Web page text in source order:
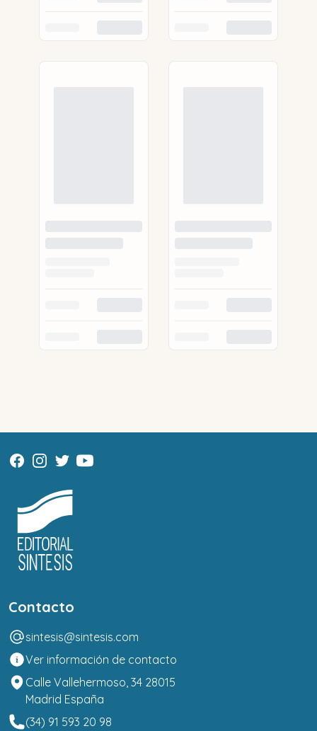
Contacto
sintesis@sintesis.com
Ver información de contacto
Calle Vallehermoso, 34 28015
Madrid España
(34) 91 593 20 98